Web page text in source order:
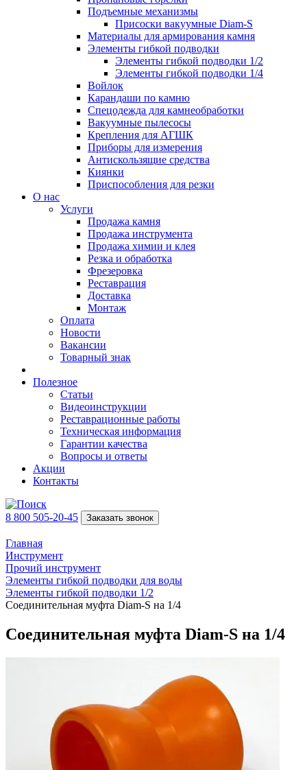
Подъeмные механизмы
Присоски вакуумные Diam-S
Материалы для армирования камня
Элементы гибкой подводки
Элементы гибкой подводки 1/2
Элементы гибкой подводки 1/4
Войлок
Карандаши по камню
Спецодежда для камнеобработки
Вакуумные пылесосы
Крепления для АГШК
Приборы для измерения
Антискользящие средства
Киянки
Приспособления для резки
О нас
Услуги
Продажа камня
Продажа инструмента
Продажа химии и клея
Резка и обработка
Фрезеровка
Реставрация
Доставка
Монтаж
Оплата
Новости
Вакансии
Товарный знак
Полезное
Статьи
Видеоинструкции
Реставрационные работы
Техническая информация
Гарантии качества
Вопросы и ответы
Акции
Контакты
8 800 505-20-45 Заказать звонок
Главная
Инструмент
Прочий инструмент
Элементы гибкой подводки для воды
Элементы гибкой подводки 1/2
Соединительная муфта Diam-S на 1/4
Соединительная муфта Diam-S на 1/4